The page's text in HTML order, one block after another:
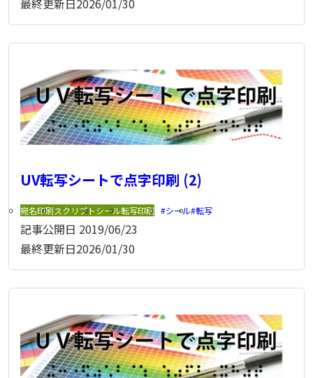
最終更新日 2026/01/30
UV転写シートで点字印刷 (2)
宛名印刷スクリプトシール転写印刷 シール 転写
記事公開日 2019/06/23
最終更新日2026/01/30